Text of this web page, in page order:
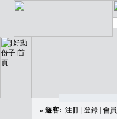
» 遊客: 注冊 登錄 會員